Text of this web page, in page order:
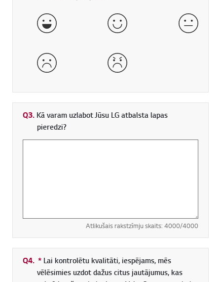
ļoti labi labs normāls
slikts ļoti slikts
Q3. Kā varam uzlabot Jūsu LG atbalsta lapas
pieredzi?
Atlikušais rakstzīmju skaits: 4000/4000
Q4. * Obligāti aizpildāms lauks
Lai kontrolētu kvalitāti, iespējams, mēs
vēlēsimies uzdot dažus citus jautājumus, kas